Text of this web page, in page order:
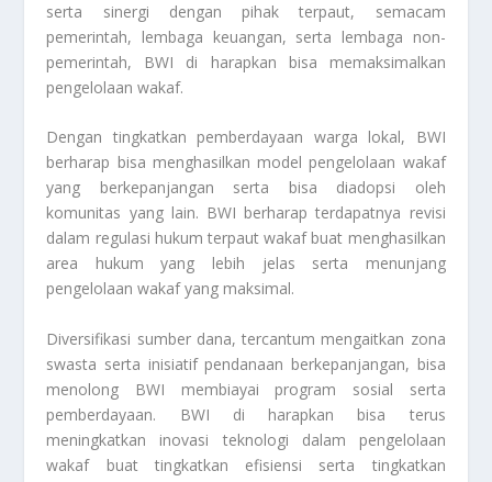
serta sinergi dengan pihak terpaut, semacam
pemerintah, lembaga keuangan, serta lembaga non-
pemerintah, BWI di harapkan bisa memaksimalkan
pengelolaan wakaf.
Dengan tingkatkan pemberdayaan warga lokal, BWI
berharap bisa menghasilkan model pengelolaan wakaf
yang berkepanjangan serta bisa diadopsi oleh
komunitas yang lain. BWI berharap terdapatnya revisi
dalam regulasi hukum terpaut wakaf buat menghasilkan
area hukum yang lebih jelas serta menunjang
pengelolaan wakaf yang maksimal.
Diversifikasi sumber dana, tercantum mengaitkan zona
swasta serta inisiatif pendanaan berkepanjangan, bisa
menolong BWI membiayai program sosial serta
pemberdayaan. BWI di harapkan bisa terus
meningkatkan inovasi teknologi dalam pengelolaan
wakaf buat tingkatkan efisiensi serta tingkatkan